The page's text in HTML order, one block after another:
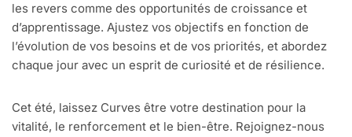
les revers comme des opportunités de croissance et
d’apprentissage. Ajustez vos objectifs en fonction de
l’évolution de vos besoins et de vos priorités, et abordez
chaque jour avec un esprit de curiosité et de résilience.
Cet été, laissez Curves être votre destination pour la
vitalité, le renforcement et le bien-être. Rejoignez-nous